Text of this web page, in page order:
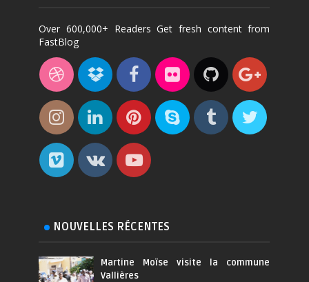
Over 600,000+ Readers Get fresh content from
FastBlog
NOUVELLES RÉCENTES
Martine Moïse visite la commune
Vallières